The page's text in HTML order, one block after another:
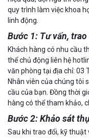
quy trình làm việc khoa
linh động.
Bước 1: Tư vấn,
Khách hàng có nhu cầu
thể chủ động liên hệ
văn phòng tại địa chỉ: 03
Nhân viên của chúng tôi
cầu của bạn. Đồng thời
hàng có thể tham khảo,
Bước 2: Khảo sát
Sau khi trao đổi, kỹ thuật